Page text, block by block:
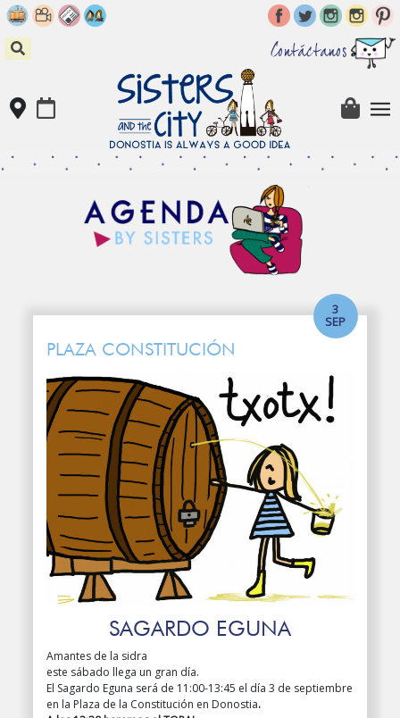
Skip
to
content
Contáctanos
3
SEP
PLAZA CONSTITUCIÓN
SAGARDO EGUNA
Amantes de la sidra
este sábado llega un gran día.
El Sagardo Eguna será de 11:00-13:45 el día 3 de septiembre
en la Plaza de la Constitución en Donostia.